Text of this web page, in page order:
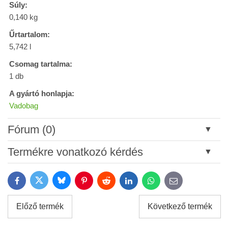
Súly:
0,140 kg
Űrtartalom:
5,742 l
Csomag tartalma:
1 db
A gyártó honlapja:
Vadobag
Fórum (0)
Új hozzászólás
Cím:
Név:*
Termékre vonatkozó kérdés
*
FacebookTwitter BlueskyPinterestReddit LinkedInWhatsApp
E-
mail
Előző termék Következő termék